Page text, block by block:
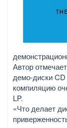
Автор
демо-диски
компиляцию
LP.
«Что делает